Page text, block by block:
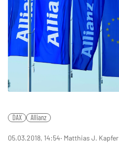
DAX Allianz
05.03.2018, 14:54‧ Matthias J. Kapfer